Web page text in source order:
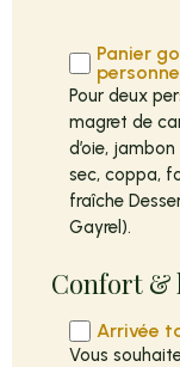
Panier
Pour deux
magret de
d’oie,
sec, coppa,
fraîche
Gayrel).
Confort &
Arrivée
Vous